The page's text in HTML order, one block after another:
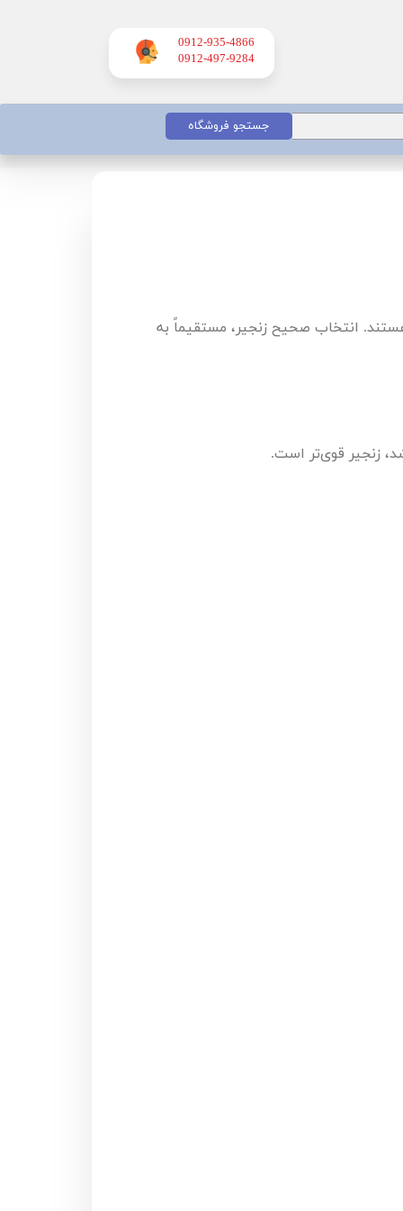
0912-935-4866
​​​​​​​0912-497-9284
جستجو فروشگاه
انتخاب صحیح زنجیر، مستقیماً به
زنجیر قوی‌تر است.